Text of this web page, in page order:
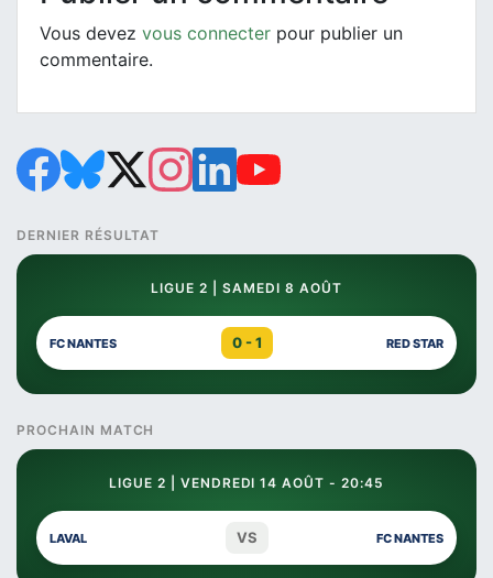
Vous devez vous connecter pour publier un
commentaire.
DERNIER RÉSULTAT
LIGUE 2 | SAMEDI 8 AOÛT
FC NANTES 0 - 1 RED STAR
PROCHAIN MATCH
LIGUE 2 | VENDREDI 14 AOÛT - 20:45
LAVAL VS FC NANTES